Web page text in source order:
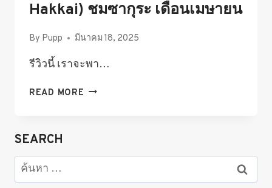
Hakkai) ชมซากุระ เดือนเมษายน
By Pupp มีนาคม 18, 2025
รีวิวนี้ เราจะพา…
READ MORE รีวิว
ฮัก
SEARCH
ค้นหา
สำหรับ: